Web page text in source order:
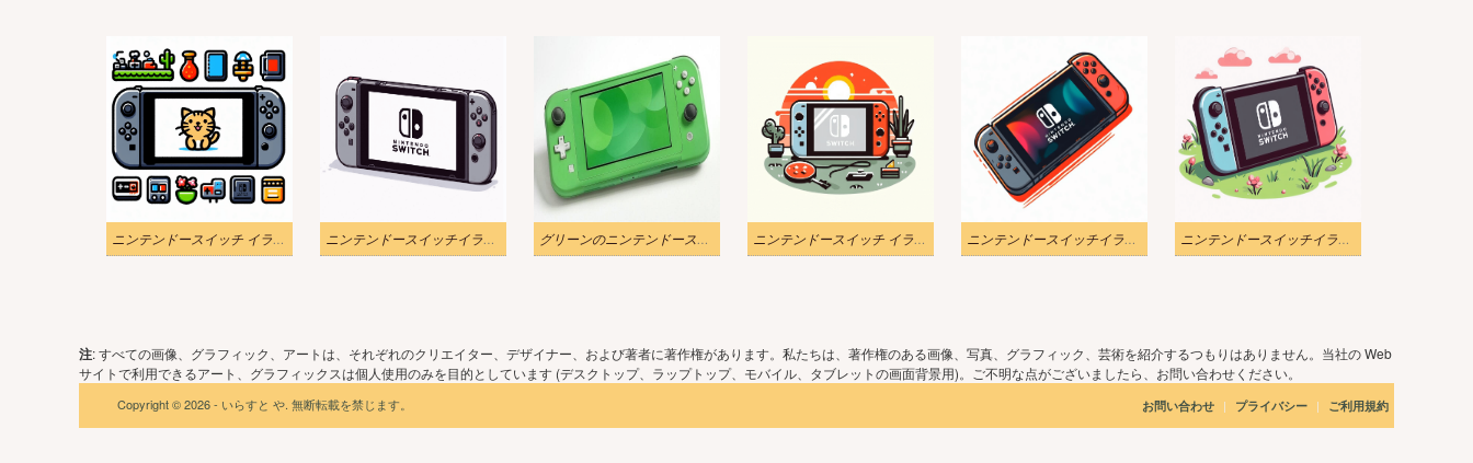
ニンテンドースイッチ イラスト 無料素材2 ニンテンドースイッチイラストPNG写真 グリーンのニンテンドースイッチのイラスト ニンテンドースイッチ イラスト 無料画像 ニンテンドースイッチイラストダウンロード ニンテンドースイッチイラストPNG画像
注: すべての画像、グラフィック、アートは、それぞれのクリエイター、デザイナー、および著者に著作権があります。私たちは、著作権のある画像、写真、グラフィック、芸術を紹介するつもりはありません。当社の Web
サイトで利用できるアート、グラフィックスは個人使用のみを目的としています (デスクトップ、ラップトップ、モバイル、タブレットの画面背景用)。ご不明な点がございましたら、お問い合わせください。
Copyright © 2026 - いらすと や. 無断転載を禁じます。 お問い合わせ | プライバシー | ご利用規約